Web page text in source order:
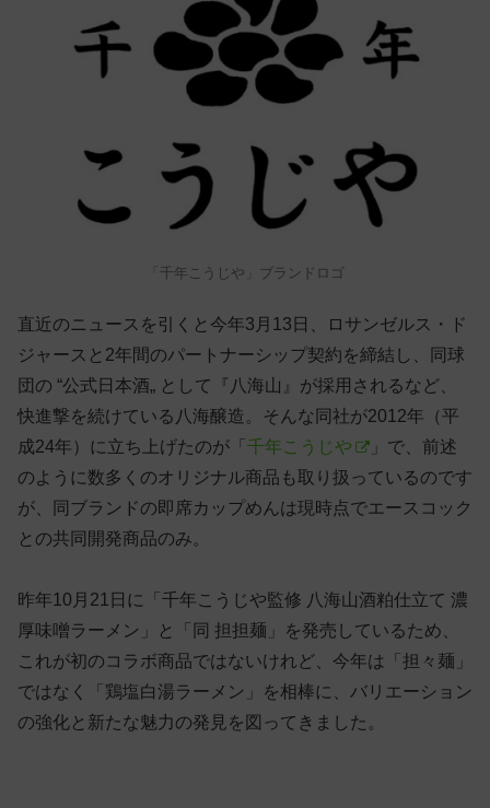
「千年こうじや」ブランドロゴ
直近のニュースを引くと今年3月13日、ロサンゼルス・ド
ジャースと2年間のパートナーシップ契約を締結し、同球
団の “公式日本酒„ として『八海山』が採用されるなど、
快進撃を続けている八海醸造。そんな同社が2012年（平
成24年）に立ち上げたのが「 千年こうじや
」で、前述
のように数多くのオリジナル商品も取り扱っているのです
が、同ブランドの即席カップめんは現時点でエースコック
との共同開発商品のみ。
昨年10月21日に「千年こうじや監修 八海山酒粕仕立て 濃
厚味噌ラーメン」と「同 担担麺」を発売しているため、
これが初のコラボ商品ではないけれど、今年は「担々麺」
ではなく「鶏塩白湯ラーメン」を相棒に、バリエーション
の強化と新たな魅力の発見を図ってきました。